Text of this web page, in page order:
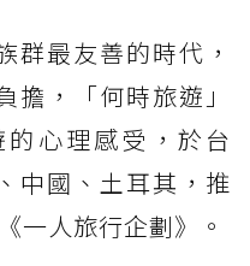
群最友善的時代，
，「何時旅遊」
心理感受，於台
中國、土耳其，推
一人旅行企劃》。